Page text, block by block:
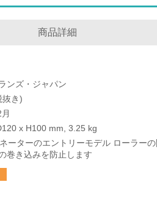
商品詳細
ンズ・ジャパン
抜き)
x H100 mm, 3.25 kg
ーターのエントリーモデル ローラー
巻き込みを防止します